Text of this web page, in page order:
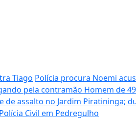
Tiago Polícia procura Noemi
pela contramão Homem de
de assalto no Jardim Piratininga;
Civil em Pedregulho